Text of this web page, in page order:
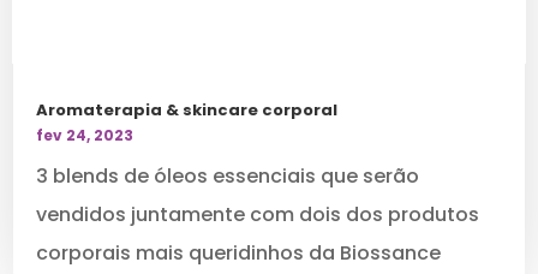
Aromaterapia & skincare corporal
fev 24, 2023
3 blends de óleos essenciais que serão
vendidos juntamente com dois dos produtos
corporais mais queridinhos da Biossance